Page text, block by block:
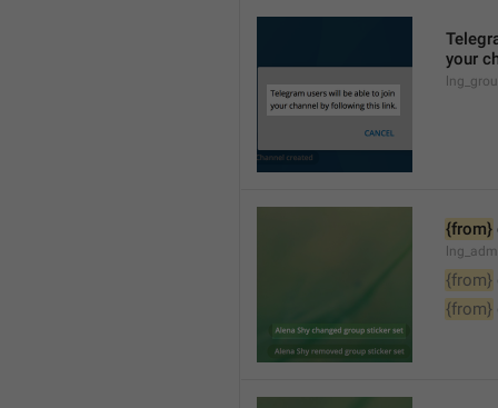
your
{from}
{from}
{from}